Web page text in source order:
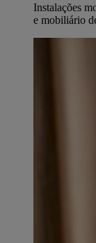
Instalações
e mobiliário